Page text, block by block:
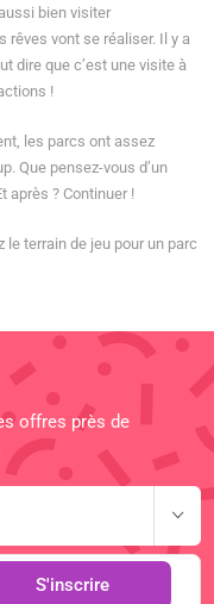
bien visiter
rêves vont se réaliser. Il y a
dire que c’est une visite à
!
les parcs ont assez
Que pensez-vous d’un
après ? Continuer !
le terrain de jeu pour un parc
offres près de
S'inscrire